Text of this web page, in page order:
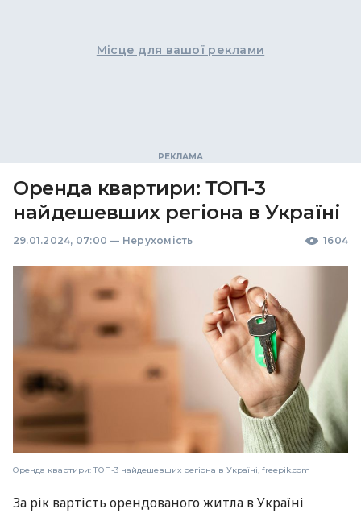
Місце для вашої реклами
Оренда квартири: ТОП-3
найдешевших регіона в Україні
29.01.2024, 07:00 — Нерухомість 1604
Оренда квартири: ТОП-3 найдешевших регіона в Україні, freepik.com
За рік вартість орендованого житла в Україні